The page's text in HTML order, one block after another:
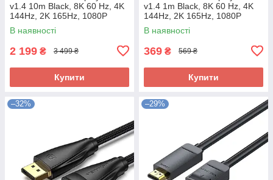
v1.4 10m Black, 8K 60 Hz, 4K
144Hz, 2K 165Hz, 1080P
240Hz (HCCBL)
В наявності
2 199 ₴ 3 499 ₴
Купити
v1.4 1m Black, 8K 60 Hz, 4K
144Hz, 2K 165Hz, 1080P
240Hz (HCCBF)
В наявності
369 ₴ 569 ₴
Купити
–32% –29%